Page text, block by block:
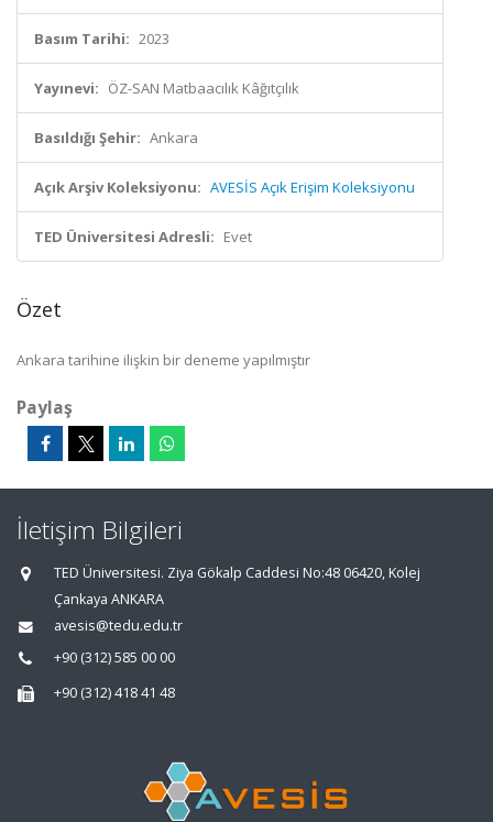
Basım Tarihi: 2023
Yayınevi: ÖZ-SAN Matbaacılık Kâğıtçılık
Basıldığı Şehir: Ankara
Açık Arşiv Koleksiyonu: AVESİS Açık Erişim Koleksiyonu
TED Üniversitesi Adresli: Evet
Özet
Ankara tarihine ilişkin bir deneme yapılmıştır
Paylaş
İletişim Bilgileri
TED Üniversitesi. Ziya Gökalp Caddesi No:48 06420, Kolej
Çankaya ANKARA
avesis@tedu.edu.tr
+90 (312) 585 00 00
+90 (312) 418 41 48